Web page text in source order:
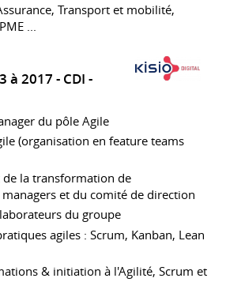
Transport et mobilité,
...
à 2017 CDI
du pôle Agile
(organisation en feature teams
la transformation de
et du comité de direction
du groupe
agiles : Scrum, Kanban, Lean
& initiation à l'Agilité, Scrum et